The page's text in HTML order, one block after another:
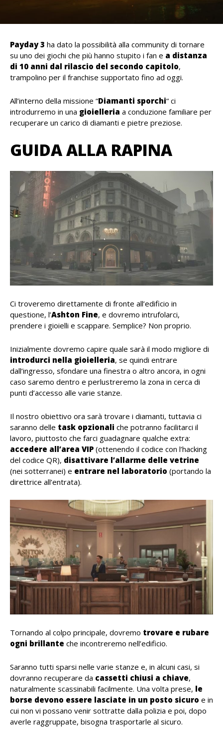
Payday 3 ha dato la possibilità alla community di tornare
su uno dei giochi che più hanno stupito i fan e a distanza
di 10 anni dal rilascio del secondo capitolo,
trampolino per il franchise supportato fino ad oggi.
All’interno della missione “Diamanti sporchi“ ci
introdurremo in una gioielleria a conduzione familiare per
recuperare un carico di diamanti e pietre preziose.
GUIDA ALLA RAPINA
Ci troveremo direttamente di fronte all’edificio in
questione, l’Ashton Fine, e dovremo intrufolarci,
prendere i gioielli e scappare. Semplice? Non proprio.
Inizialmente dovremo capire quale sarà il modo migliore di
introdurci nella gioielleria, se quindi entrare
dall’ingresso, sfondare una finestra o altro ancora, in ogni
caso saremo dentro e perlustreremo la zona in cerca di
punti d’accesso alle varie stanze.
Il nostro obiettivo ora sarà trovare i diamanti, tuttavia ci
saranno delle task opzionali che potranno facilitarci il
lavoro, piuttosto che farci guadagnare qualche extra:
accedere all’area VIP (ottenendo il codice con l’hacking
del codice QR), disattivare l’allarme delle vetrine
(nei sotterranei) e entrare nel laboratorio (portando la
direttrice all’entrata).
Tornando al colpo principale, dovremo trovare e rubare
ogni brillante che incontreremo nell’edificio.
Saranno tutti sparsi nelle varie stanze e, in alcuni casi, si
dovranno recuperare da cassetti chiusi a chiave,
naturalmente scassinabili facilmente. Una volta prese, le
borse devono essere lasciate in un posto sicuro e in
cui non vi possano venir sottratte dalla polizia e poi, dopo
averle raggruppate, bisogna trasportarle al sicuro.